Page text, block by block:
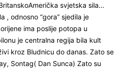
svjetska sila…
, odnosno “gora” sjedila je
ima poslije potopa u
je centralna regija bila kult
kroz Bludnicu do danas. Zato se
Sontag( Dan Sunca) Zato su